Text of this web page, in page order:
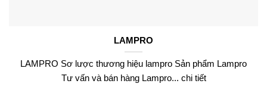
LAMPRO
LAMPRO Sơ lược thương hiệu lampro Sản phẩm Lampro
Tư vấn và bán hàng Lampro... chi tiết